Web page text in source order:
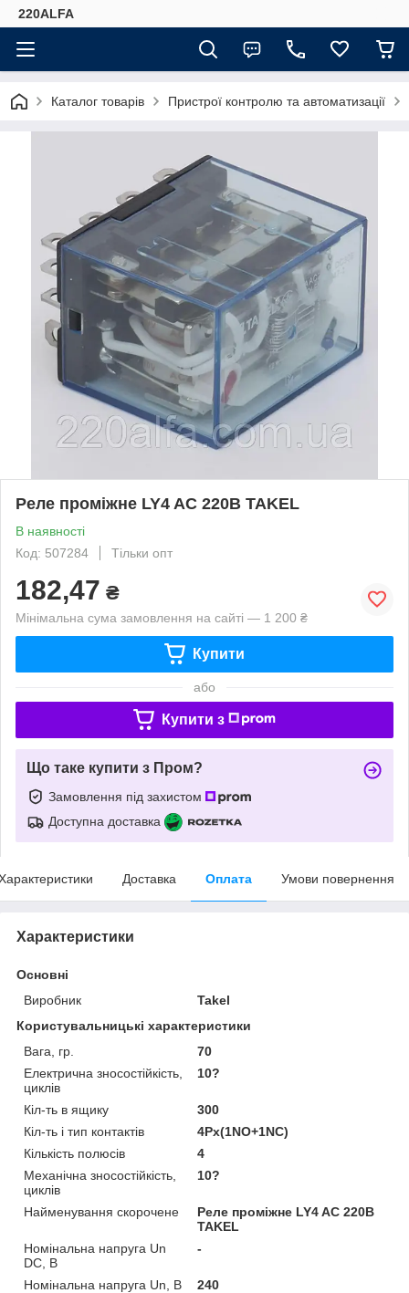
220ALFA
Каталог товарів Пристрої контролю та автоматизації
Реле проміжне LY4 AC 220В TAKEL
В наявності
Код: 507284
Тільки опт
182,47 ₴
Мінімальна сума замовлення на сайті — 1 200 ₴
Купити
або
Купити з
Що таке купити з Пром?
Замовлення під захистом
Доступна доставка
Доставка Оплата Умови повернення
Характеристики
Основні
Виробник
Takel
Користувальницькі характеристики
Вага, гр.
70
Електрична зносостійкість,
циклів
10?
Кіл-ть в ящику
300
Кіл-ть і тип контактів
4Px(1NO+1NC)
Кількість полюсів
4
Механічна зносостійкість,
циклів
10?
Найменування скорочене
Реле проміжне LY4 AC 220В
TAKEL
Номінальна напруга Un
DC, В
-
Номінальна напруга Un, В
240